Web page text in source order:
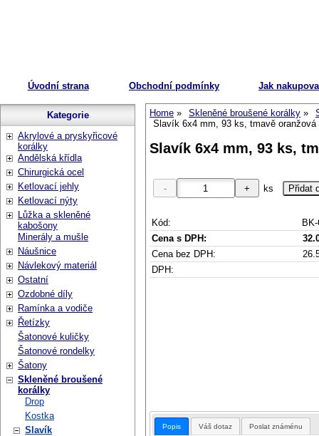
Úvodní strana Obchodní podmínky Jak
Home Skleněné broušené korálky
Slavík 6x4 mm, 93 ks, tmavě oranžová
Slavík 6x4 mm, 93 ks,
ks
Kód:
Cena s DPH:
Cena bez DPH:
DPH:
Popis Váš dotaz Poslat známénu
Kategorie
Akrylové a pryskyřicové
korálky
Andělská křídla
Chirurgická ocel
Ketlovací jehly
Ketlovací nýty
Lůžka a skleněné
kabošony
Minerály a mušle
Náušnice
Návlekový materiál
Ostatní
Ozdobné díly
Ramínka a vodiče
Řetízky
Šatonové kuličky
Šatonové rondelky
Šatony
Skleněné broušené
korálky
Drop
Kostka
Slavík